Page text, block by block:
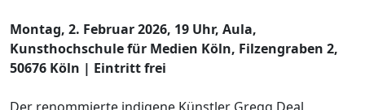
Montag, 2. Februar 2026, 19 Uhr, Aula,
Kunsthochschule für Medien Köln, Filzengraben 2,
50676 Köln | Eintritt frei